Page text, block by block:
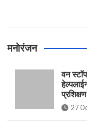
मनोरंजन
वन
27